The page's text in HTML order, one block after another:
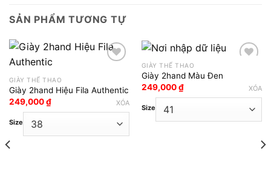
SẢN PHẨM TƯƠNG TỰ
Add to wishlist
GIÀY THỂ THAO
Giày 2hand Hiệu Fila Authentic
249,000₫
Size
XÓA
Add to wishlist
GIÀY THỂ THAO
Giày 2hand Màu Đen
249,000₫
Size
XÓA